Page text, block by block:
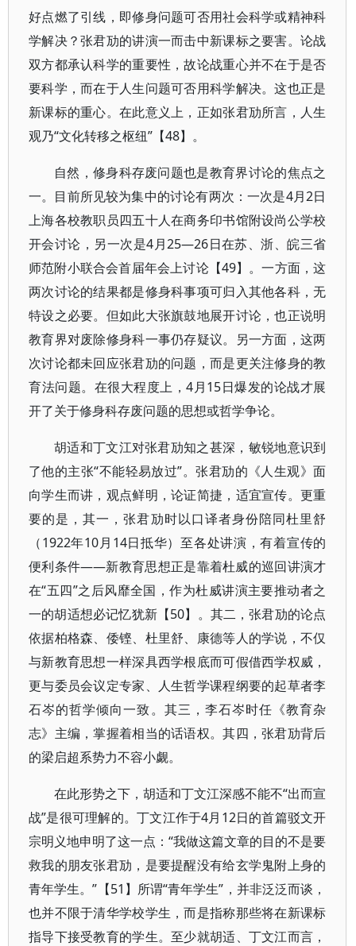
好点燃了引线，即修身问题可否用社会科学或精神科
学解决？张君劢的讲演一而击中新课标之要害。论战
双方都承认科学的重要性，故论战重心并不在于是否
要科学，而在于人生问题可否用科学解决。这也正是
新课标的重心。在此意义上，正如张君劢所言，人生
观乃“文化转移之枢纽”【48】。
自然，修身科存废问题也是教育界讨论的焦点之
一。目前所见较为集中的讨论有两次：一次是4月2日
上海各校教职员四五十人在商务印书馆附设尚公学校
开会讨论，另一次是4月25—26日在苏、浙、皖三省
师范附小联合会首届年会上讨论【49】。一方面，这
两次讨论的结果都是修身科事项可归入其他各科，无
特设之必要。但如此大张旗鼓地展开讨论，也正说明
教育界对废除修身科一事仍存疑议。另一方面，这两
次讨论都未回应张君劢的问题，而是更关注修身的教
育法问题。在很大程度上，4月15日爆发的论战才展
开了关于修身科存废问题的思想或哲学争论。
胡适和丁文江对张君劢知之甚深，敏锐地意识到
了他的主张“不能轻易放过”。张君劢的《人生观》面
向学生而讲，观点鲜明，论证简捷，适宜宣传。更重
要的是，其一，张君劢时以口译者身份陪同杜里舒
（1922年10月14日抵华）至各处讲演，有着宣传的
便利条件——新教育思想正是靠着杜威的巡回讲演才
在“五四”之后风靡全国，作为杜威讲演主要推动者之
一的胡适想必记忆犹新【50】。其二，张君劢的论点
依据柏格森、倭铿、杜里舒、康德等人的学说，不仅
与新教育思想一样深具西学根底而可假借西学权威，
更与委员会议定专家、人生哲学课程纲要的起草者李
石岑的哲学倾向一致。其三，李石岑时任《教育杂
志》主编，掌握着相当的话语权。其四，张君劢背后
的梁启超系势力不容小觑。
在此形势之下，胡适和丁文江深感不能不“出而宣
战”是很可理解的。丁文江作于4月12日的首篇驳文开
宗明义地申明了这一点：“我做这篇文章的目的不是要
救我的朋友张君劢，是要提醒没有给玄学鬼附上身的
青年学生。”【51】所谓“青年学生”，并非泛泛而谈，
也并不限于清华学校学生，而是指称那些将在新课标
指导下接受教育的学生。至少就胡适、丁文江而言，